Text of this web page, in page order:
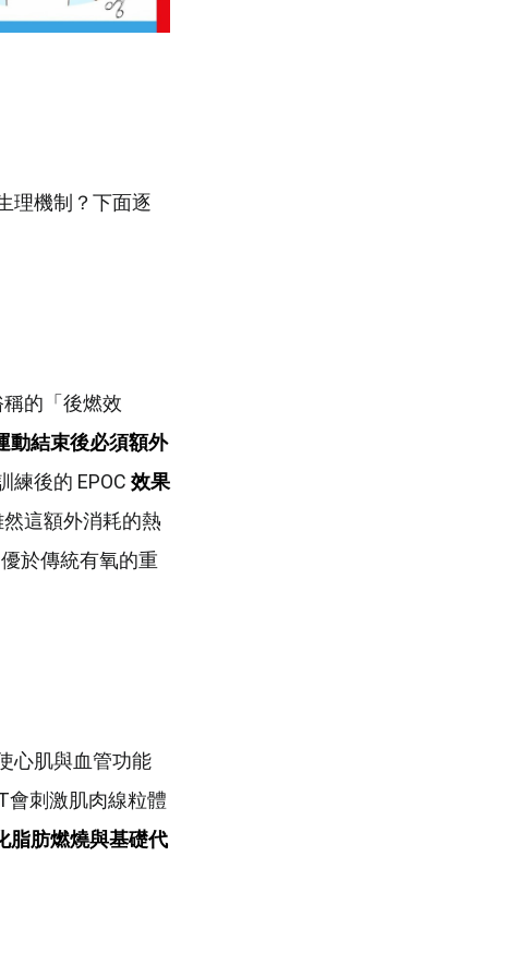
理機制？下面逐
的「後燃效
動結束後必須額外
練後的 EPOC 效果
然這額外消耗的熱
於傳統有氧的重
心肌與血管功能
會刺激肌肉線粒體
脂肪燃燒與基礎代